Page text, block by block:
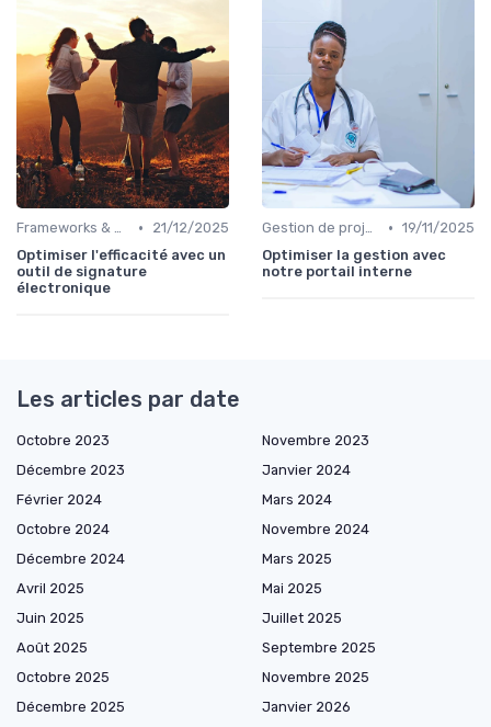
Frameworks & Outils •
21/12/2025
Optimiser l'efficacité avec un
outil de signature
électronique
Gestion de projets • 19/11/2025
Optimiser la gestion avec
notre portail interne
Les articles par date
Octobre 2023
Novembre 2023
Décembre 2023
Janvier 2024
Février 2024
Mars 2024
Octobre 2024
Novembre 2024
Décembre 2024
Mars 2025
Avril 2025
Mai 2025
Juin 2025
Juillet 2025
Août 2025
Septembre 2025
Octobre 2025
Novembre 2025
Décembre 2025
Janvier 2026